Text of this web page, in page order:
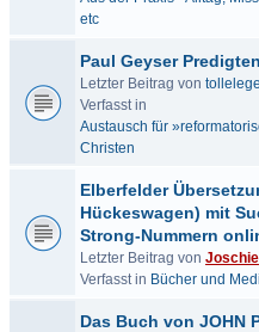
etc
Paul Geyser Predigten
Letzter Beitrag von tollelege
Verfasst in
Austausch für
Christen
Elberfelder
Hückeswagen) mit
Strong-Nummern
Letzter Beitrag von Joschie
Verfasst in Bücher und
Das Buch von JOHN